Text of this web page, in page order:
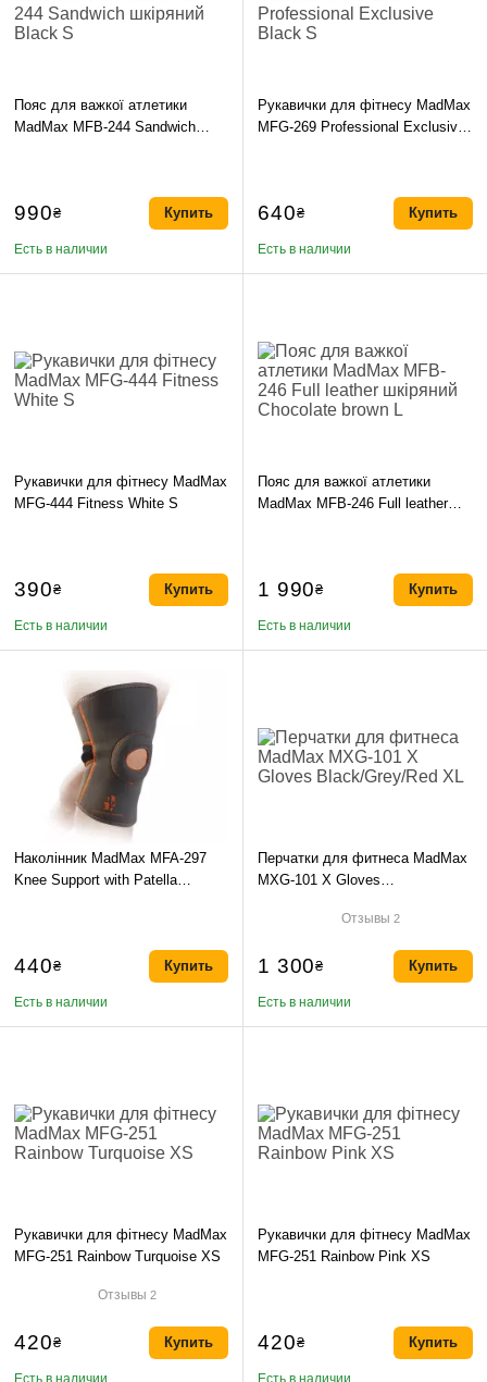
Пояс для важкої атлетики
MadMax MFB-244 Sandwich
990₴
Есть в наличии
Купить
Рукавички для фітнесу MadMax
MFG-269 Professional Exclusive
640₴
Есть в наличии
Купить
Рукавички для фітнесу MadMax
MFG-444 Fitness White S
390₴
Есть в наличии
Купить
Пояс для важкої атлетики
MadMax MFB-246 Full leather
1 990₴
Есть в наличии
Купить
Наколінник MadMax MFA-297
Knee Support with Patella
440₴
Есть в наличии
Купить
Перчатки для фитнеса MadMax
MXG-101 X Gloves
Отзывы2
1 300₴
Есть в наличии
Купить
Рукавички для фітнесу MadMax
MFG-251 Rainbow Turquoise XS
Отзывы2
420₴ Купить
Рукавички для фітнесу MadMax
MFG-251 Rainbow Pink XS
420₴ Купить